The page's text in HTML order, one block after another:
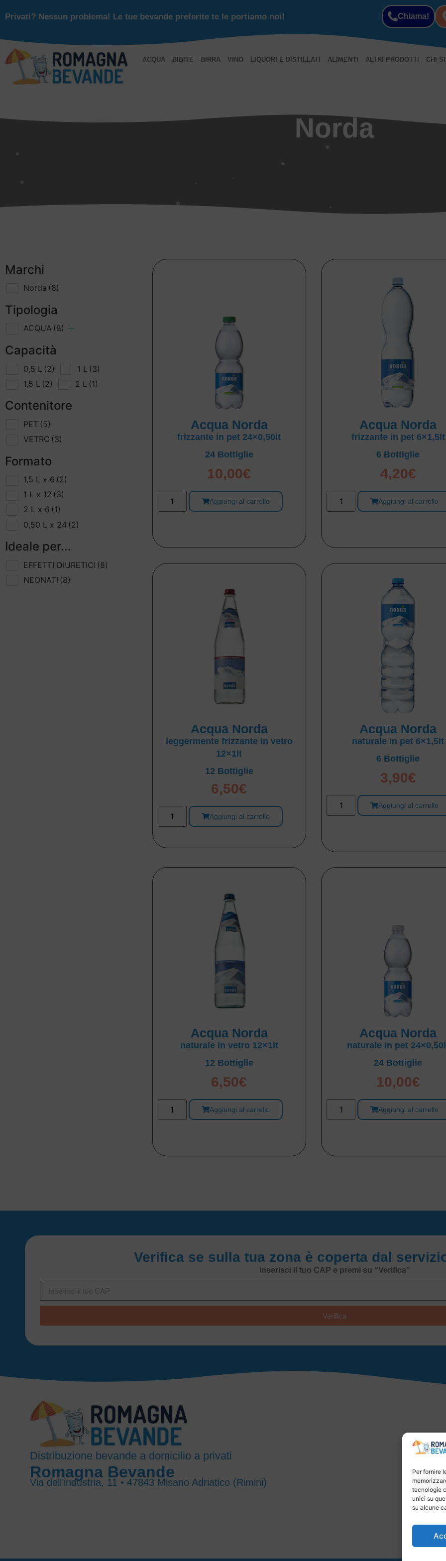
Per fornire
tecnologie
unici su
su alcune
Privati? Nessun problema! Le tue bevande preferite te le portiamo noi! Chiama!
ACQUA BIBITE BIRRA VINO LIQUORI E DISTILLATI ALIMENTI ALTRI PRODOTTI CHI
Norda
Marchi
Norda (8)
Tipologia
ACQUA (8)
Capacità
0,5 L (2) 1 L (3)
1,5 L (2) 2 L (1)
Contenitore
PET (5)
VETRO (3)
Formato
1,5 L x 6 (2)
1 L x 12 (3)
2 L x 6 (1)
0,50 L x 24 (2)
Ideale per...
EFFETTI DIURETICI (8)
NEONATI (8)
Acqua Norda
frizzante in pet 24×0,50lt
24 Bottiglie
10,00€
Aggiungi al carrello
Acqua Norda
frizzante in pet 6×1,5lt
6 Bottiglie
4,20€
Aggiungi al carrello
Acqua Norda
leggermente frizzante in vetro
12×1lt
12 Bottiglie
6,50€
Aggiungi al carrello
Acqua Norda
naturale in pet 6×1,5lt
6 Bottiglie
3,90€
Aggiungi al carrello
Acqua Norda
naturale in vetro 12×1lt
12 Bottiglie
6,50€
Aggiungi al carrello
Acqua Norda
naturale in pet
24 Bottiglie
10,00€
Aggiungi al carrello
Verifica se sulla tua zona è coperta dal
Inserisci il tuo CAP e premi su “Verifica”
Verifica
Distribuzione bevande a domicilio a privati
Romagna Bevande
Via dell’industria, 11 • 47843 Misano Adriatico (Rimini)